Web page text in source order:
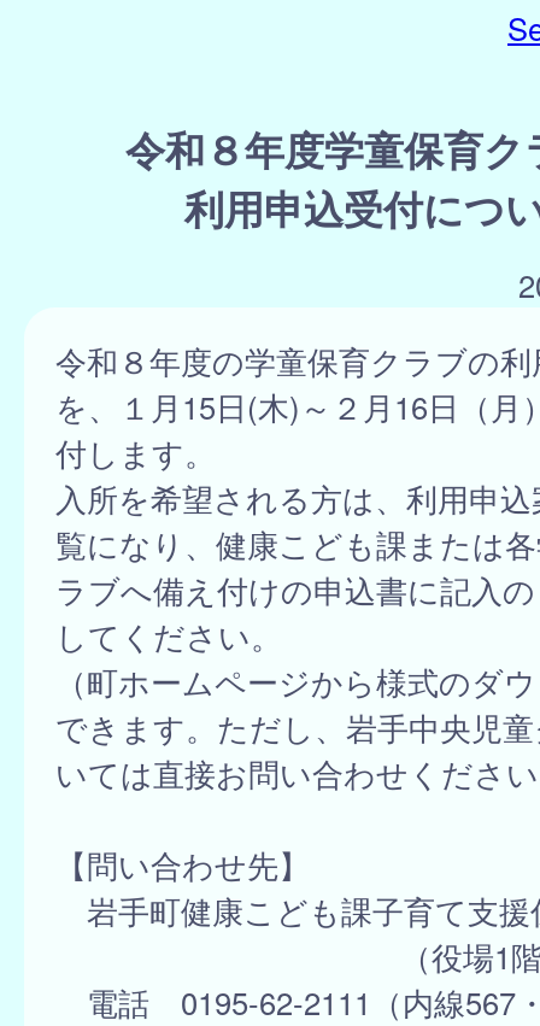
令和８年度学童保育ク
利用申込受付につ
令和８年度の学童保育クラブの
を、１月15日(木)～２月16日（月
付します。
入所を希望される方は、利用申
覧になり、健康こども課または
ラブへ備え付けの申込書に記入
してください。
（町ホームページから様式のダ
できます。ただし、岩手中央児
いては直接お問い合わせくださ
【問い合わせ先】
岩手町健康こども課子育て支援
（役場1階④番
電話 0195-62-2111（内線567